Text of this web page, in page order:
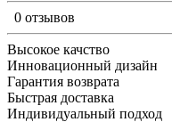
0 отзывов
Высокое качство
Инновационный дизайн
Гарантия возврата
Быстрая доставка
Индивидуальный подход